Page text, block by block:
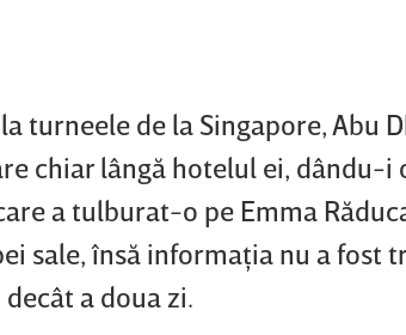
turneele de la Singapore, Abu
chiar lângă hotelul ei, dându-i
a tulburat-o pe Emma
sale, însă informaţia nu a fost
a doua zi.